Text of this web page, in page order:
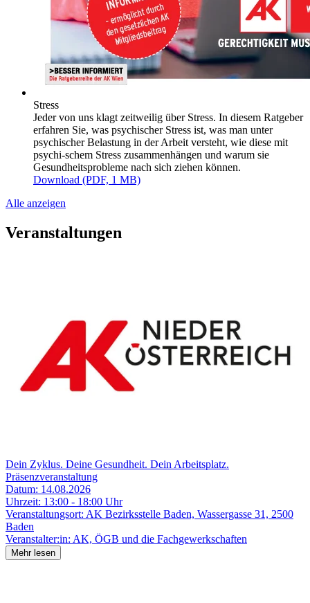
Stress
Jeder von uns klagt zeitweilig über Stress. In diesem Ratgeber
erfahren Sie, was psychischer Stress ist, was man unter
psychischer Belastung in der Arbeit versteht, wie diese mit
psychi-schem Stress zusammenhängen und warum sie
Gesundheitsprobleme nach sich ziehen können.
Download (PDF, 1 MB)
Alle anzeigen
Veranstaltungen
Dein Zyklus. Deine Gesundheit. Dein Arbeitsplatz.
Präsenzveranstaltung
Datum: 14.08.2026
Uhrzeit: 13:00 - 18:00 Uhr
Veranstaltungsort: AK Bezirksstelle Baden, Wassergasse 31, 2500
Baden
Veranstalter:in: AK, ÖGB und die Fachgewerkschaften
Mehr lesen